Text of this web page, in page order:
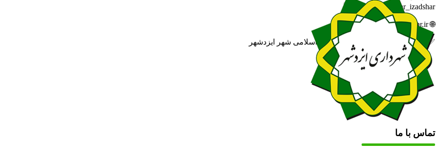
🆔 eitaa.com/khabar_izadshar
🌐 izadshahr.ir
✅ روابط عمومی شهرداری و شورای اسلامی شهر ایزدشهر
تماس با ما